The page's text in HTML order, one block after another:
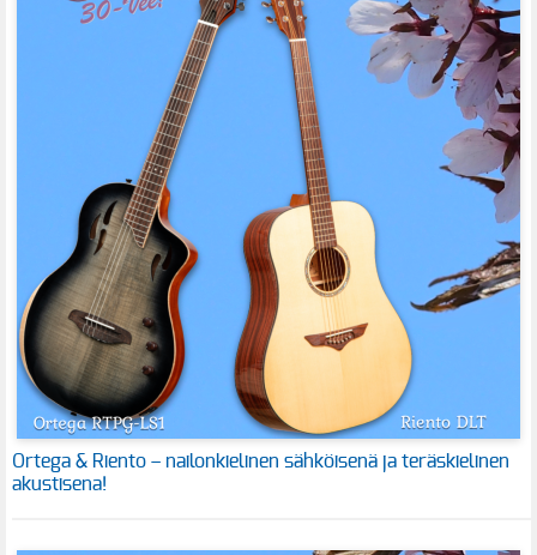
Ortega & Riento – nailonkielinen sähköisenä ja teräskielinen
akustisena!